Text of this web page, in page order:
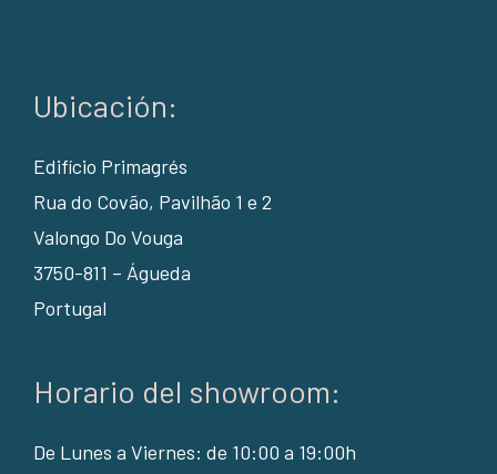
Ubicación:
Edifício Primagrés
Rua do Covão, Pavilhão 1 e 2
Valongo Do Vouga
3750-811 – Águeda
Portugal
Horario del showroom:
De Lunes a Viernes: de 10:00 a 19:00h